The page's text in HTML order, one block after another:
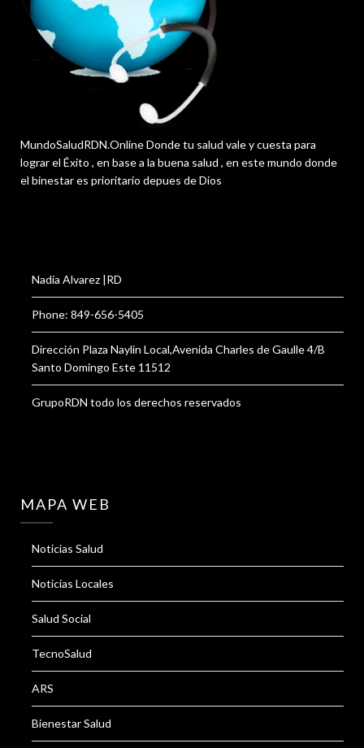
MundoSaludRDN.Online Donde tu salud vale y cuesta para
lograr el Éxito , en base a la buena salud , en este mundo donde
el binestar es prioritario depues de Dios
Nadia Alvarez |RD
Phone: 849-656-5405
Dirección Plaza Naylin Local,Avenida Charles de Gaulle 4/B
Santo Domingo Este 11512
GrupoRDN todo los derechos reservados
MAPA WEB
Noticias Salud
Noticias Locales
Salud Social
TecnoSalud
ARS
Bienestar Salud